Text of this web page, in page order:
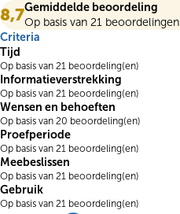
8,7Gemiddelde beoordeling
Op basis van 21 beoordelingen
Criteria
Tijd
Op basis van 21 beoordeling(en)
Informatieverstrekking
Op basis van 21 beoordeling(en)
Wensen en behoeften
Op basis van 20 beoordeling(en)
Proefperiode
Op basis van 21 beoordeling(en)
Meebeslissen
Op basis van 21 beoordeling(en)
Gebruik
Op basis van 21 beoordeling(en)